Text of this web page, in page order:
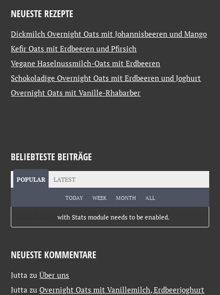
NEUESTE REZEPTE
Dickmilch Overnight Oats mit Johannisbeeren und Mango
Kefir Oats mit Erdbeeren und Pfirsich
Vegane Haselnussmilch-Oats mit Erdbeeren
Schokoladige Overnight Oats mit Erdbeeren und Joghurt
Overnight Oats mit Vanille-Rhabarber
BELIEBTESTE BEITRÄGE
POPULAR LATEST
TODAY WEEK MONTH ALL
with Stats module needs to be enabled.
NEUESTE KOMMENTARE
Jutta zuÜber uns
Jutta zuOvernight Oats mit Vanillemilch, Erdbeerjoghurt